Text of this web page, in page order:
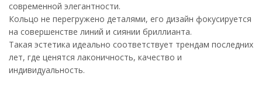
современной элегантности.
Кольцо не перегружено деталями, его дизайн фокусируется
на совершенстве линий и сиянии бриллианта.
Такая эстетика идеально соответствует трендам последних
лет, где ценятся лаконичность, качество и
индивидуальность.